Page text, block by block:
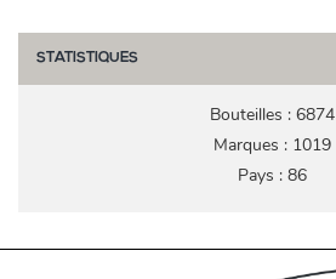
STATISTIQUES
Bouteilles : 6874
Marques : 1019
Pays : 86